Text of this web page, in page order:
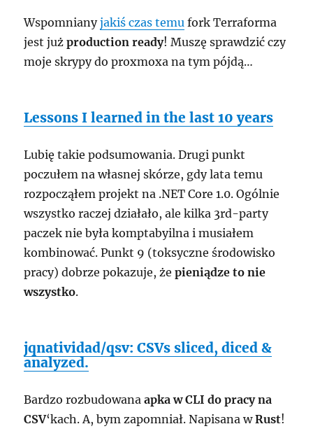
Wspomnianyjakiś czas temu fork Terraforma
jest jużproduction ready! Muszę sprawdzić czy
moje skrypy do proxmoxa na tym pójdą…
Lessons I learned in the last 10 years
Lubię takie podsumowania. Drugi punkt
poczułem na własnej skórze, gdy lata temu
rozpocząłem projekt na .NET Core 1.0. Ogólnie
wszystko raczej działało, ale kilka 3rd-party
paczek nie była komptabyilna i musiałem
kombinować. Punkt 9 (toksyczne środowisko
pracy) dobrze pokazuje, żepieniądze to nie
wszystko.
jqnatividad/qsv: CSVs sliced, diced &
analyzed.
Bardzo rozbudowanaapka w CLI do pracy na
CSV‘kach. A, bym zapomniał. Napisana wRust!